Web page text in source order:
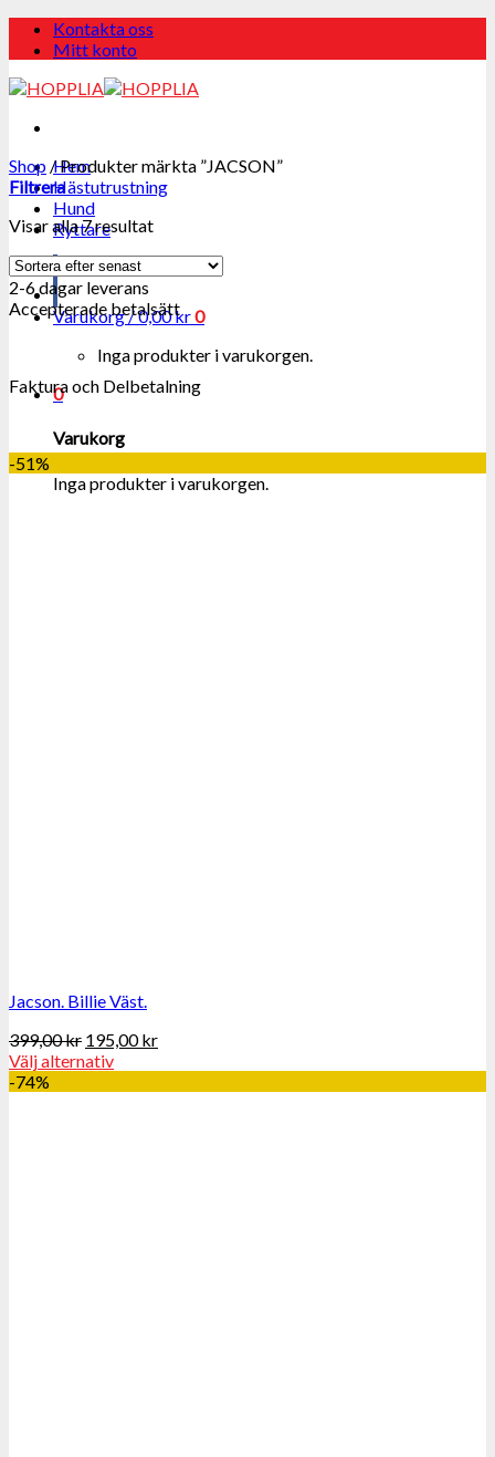
Skip
Kontakta oss
Mitt konto
Hem
Hästutrustning
Hund
Ryttare
Varukorg /0,00kr0
Inga produkter i varukorgen.
0
Varukorg
Inga produkter i varukorgen.
Shop /Produkter märkta ”JACSON”
Filtrera
Visar alla 7 resultat
2-6 dagar leverans
Accepterade betalsätt
Faktura och Delbetalning
-51%
Jacson. Billie Väst.
399,00kr 195,00kr
Välj alternativ
-74%